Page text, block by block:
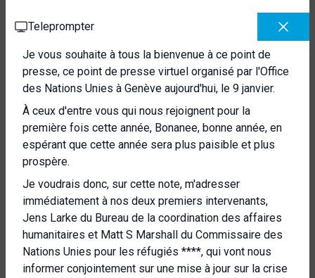
Teleprompter
Je vous souhaite à tous la bienvenue à ce point de
presse, ce point de presse virtuel organisé par l'Office
des Nations Unies à Genève aujourd'hui, le 9 janvier.
À ceux d'entre vous qui nous rejoignent pour la
première fois cette année, Bonanee, bonne année, en
espérant que cette année sera plus paisible et plus
prospère.
Je voudrais donc, sur cette note, m'adresser
immédiatement à nos deux premiers intervenants,
Jens Larke du Bureau de la coordination des affaires
humanitaires et Matt S Marshall du Commissaire des
Nations Unies pour les réfugiés ****, qui vont nous
informer conjointement sur une mise à jour sur la crise